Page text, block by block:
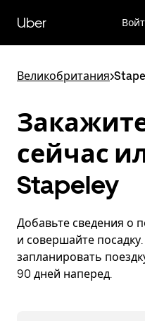
перейти
к
содержимому
Uber
Великобритания>
сейчас
Stapeley
Добавьте сведения о
и совершайте
запланировать
90 дней наперед.